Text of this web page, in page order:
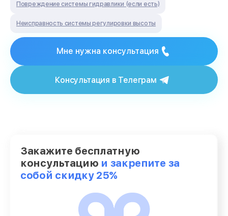
Повреждение системы гидравлики (если есть)
Неисправность системы регулировки высоты
Мне нужна консультация
Консультация в Телеграм
Закажите бесплатную
консультацию и закрепите за
собой скидку 25%